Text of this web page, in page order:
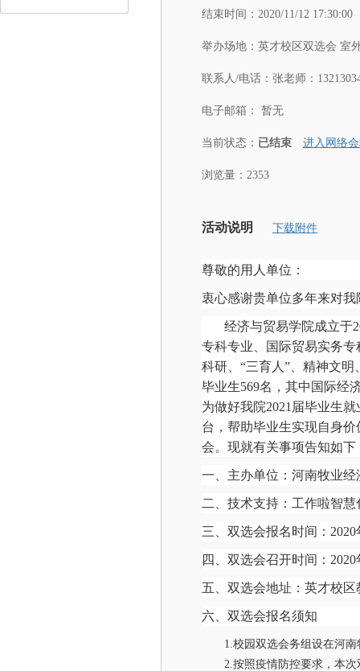
结束时间： 2020/11/12 17:30:00
举办场地： 英才校区双选会 室
联系人/电话： 张老师：
电子邮箱： 暂无
当前状态： 已结束 进入网络
浏览量：2353
活动说明 下载附件
尊敬的用人单位：
衷心感谢贵单位多年来对
经济与贸易学院成立于
专科专业、国际贸易实务
科研、“三育人”、精神文
毕业生569名，其中国际经
为做好我院2021届毕业生
台，帮助毕业生实现自身
会。现就有关事项告知如下
一、主办单位：河南牧业
二、技术支持：工作啦智
三、双选会报名时间：2020
四、双选会召开时间：2020
五、双选会地址：英才校区
六、双选会报名须知
1.校园双选会务组设在河
2.按照疫情防控要求，本